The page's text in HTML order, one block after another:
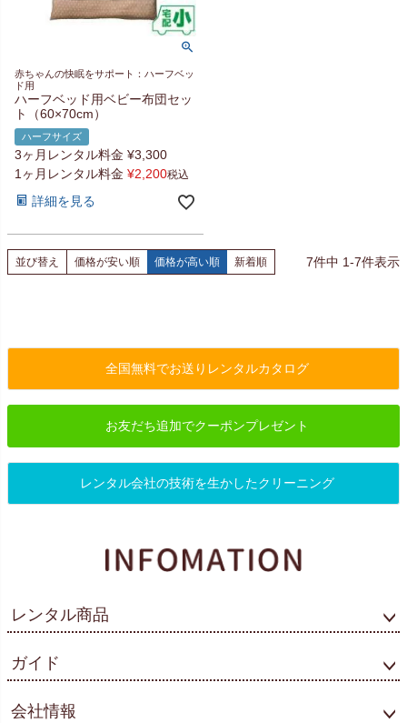
赤ちゃんの快眠をサポート：ハーフベッ
ド用
ハーフベッド用ベビー布団セッ
ト（60×70cm）
ハーフサイズ
3ヶ月レンタル料金 ¥3,300
1ヶ月レンタル料金 ¥2,200税込
詳細を見る
並び替え 価格が安い順 価格が高い順 新着順 7件中 1-7件表示
全国無料でお送りレンタルカタログ
お友だち追加でクーポンプレゼント
レンタル会社の技術を生かしたクリーニング
レンタル商品
ガイド
会社情報